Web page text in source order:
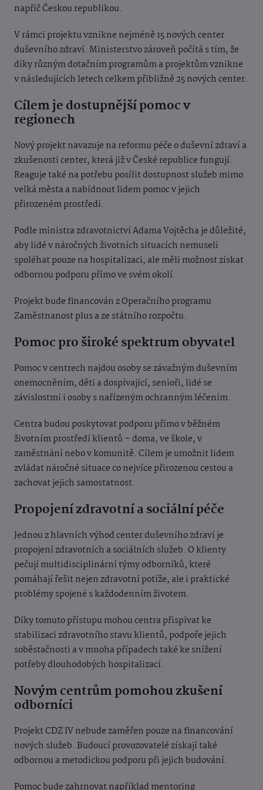
napříč Českou republikou.
V rámci projektu vznikne nejméně 15 nových center
duševního zdraví. Ministerstvo zároveň počítá s tím, že
díky různým dotačním programům a projektům vznikne
v následujících letech celkem přibližně 25 nových center.
Cílem je dostupnější pomoc v
regionech
Nový projekt navazuje na reformu péče o duševní zdraví a
zkušenosti center, která již v České republice fungují.
Reaguje také na potřebu posílit dostupnost služeb mimo
velká města a nabídnout lidem pomoc v jejich
přirozeném prostředí.
Podle ministra zdravotnictví Adama Vojtěcha je důležité,
aby lidé v náročných životních situacích nemuseli
spoléhat pouze na hospitalizaci, ale měli možnost získat
odbornou podporu přímo ve svém okolí.
Projekt bude financován z Operačního programu
Zaměstnanost plus a ze státního rozpočtu.
Pomoc pro široké spektrum obyvatel
Pomoc v centrech najdou osoby se závažným duševním
onemocněním, děti a dospívající, senioři, lidé se
závislostmi i osoby s nařízeným ochranným léčením.
Centra budou poskytovat podporu přímo v běžném
životním prostředí klientů – doma, ve škole, v
zaměstnání nebo v komunitě. Cílem je umožnit lidem
zvládat náročné situace co nejvíce přirozenou cestou a
zachovat jejich samostatnost.
Propojení zdravotní a sociální péče
Jednou z hlavních výhod center duševního zdraví je
propojení zdravotních a sociálních služeb. O klienty
pečují multidisciplinární týmy odborníků, které
pomáhají řešit nejen zdravotní potíže, ale i praktické
problémy spojené s každodenním životem.
Díky tomuto přístupu mohou centra přispívat ke
stabilizaci zdravotního stavu klientů, podpoře jejich
soběstačnosti a v mnoha případech také ke snížení
potřeby dlouhodobých hospitalizací.
Novým centrům pomohou zkušení
odborníci
Projekt CDZ IV nebude zaměřen pouze na financování
nových služeb. Budoucí provozovatelé získají také
odbornou a metodickou podporu při jejich budování.